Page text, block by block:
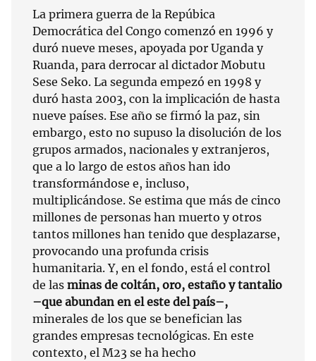
La primera guerra de la Repúbica
Democrática del Congo comenzó en 1996 y
duró nueve meses, apoyada por Uganda y
Ruanda, para derrocar al dictador Mobutu
Sese Seko. La segunda empezó en 1998 y
duró hasta 2003, con la implicación de hasta
nueve países. Ese año se firmó la paz, sin
embargo, esto no supuso la disolución de los
grupos armados, nacionales y extranjeros,
que a lo largo de estos años han ido
transformándose e, incluso,
multiplicándose. Se estima que más de cinco
millones de personas han muerto y otros
tantos millones han tenido que desplazarse,
provocando una profunda crisis
humanitaria. Y, en el fondo, está el control
de las minas de coltán, oro, estaño y tantalio
–que abundan en el este del país–,
minerales de los que se benefician las
grandes empresas tecnológicas. En este
contexto, el M23 se ha hecho